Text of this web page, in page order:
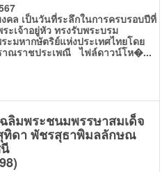
ป็นวันที่ระลึกในการครบรอบปีที่
ะเจ้าอยู่หัว ทรงรับพระบรม
ะมหากษัตริย์แห่งประเทศไทยโดย
าณราชประเพณี ไฟล์ดาวน์โห�...
ลิมพระชนมพรรษาสมเด็จ
ทิดา พัชรสุธาพิมลลักษณ